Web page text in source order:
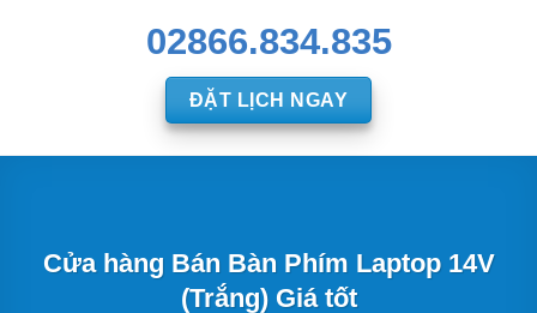
02866.834.835
ĐẶT LỊCH NGAY
Cửa hàng Bán Bàn Phím Laptop 14V
(Trắng) Giá tốt